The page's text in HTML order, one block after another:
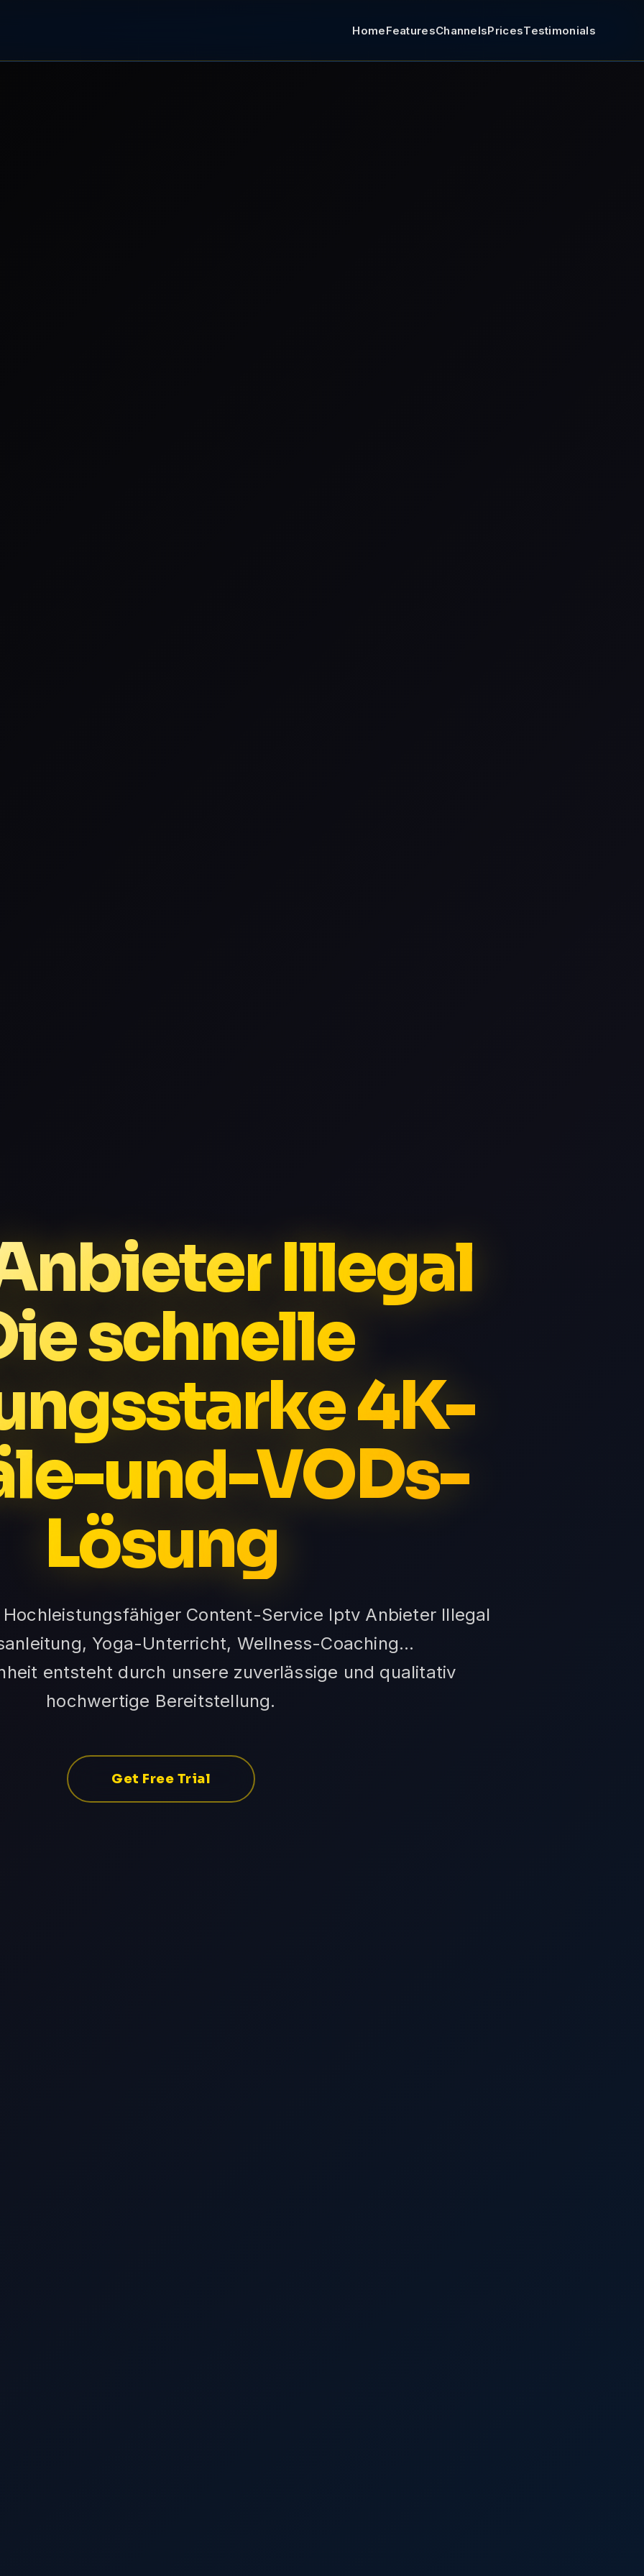
HomeFeaturesChannelsPricesTestimonials
Illegal
schnelle
4K-
und-VODs-
Lösung
Content-Service Iptv Anbieter Illegal
Yoga-Unterricht, Wellness-Coaching…
entsteht durch unsere zuverlässige und qualitativ
hochwertige Bereitstellung.
Get Free Trial